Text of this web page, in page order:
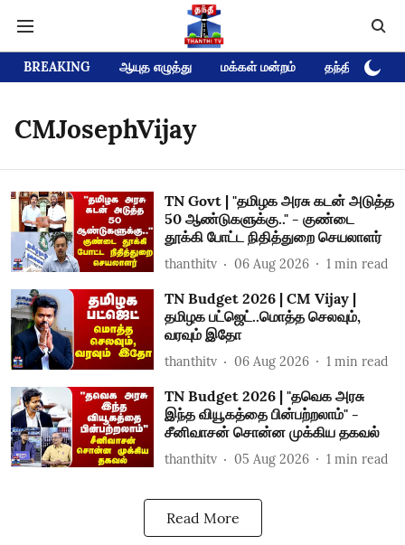
BREAKING ஆயுத எழுத்து மக்கள் மன்றம் தந்தி டிவி
CMJosephVijay
TN Govt | "தமிழக அரசு கடன் அடுத்த
50 ஆண்டுகளுக்கு.." - குண்டை
தூக்கி போட்ட நிதித்துறை செயலாளர்
thanthitv 06 Aug 2026 1 min read
TN Budget 2026 | CM Vijay |
தமிழக பட்ஜெட்..மொத்த செலவும்,
வரவும் இதோ
thanthitv 06 Aug 2026 1 min read
TN Budget 2026 | "தவெக அரசு
இந்த வியூகத்தை பின்பற்றலாம்" -
சீனிவாசன் சொன்ன முக்கிய தகவல்
thanthitv 05 Aug 2026 1 min read
Read More